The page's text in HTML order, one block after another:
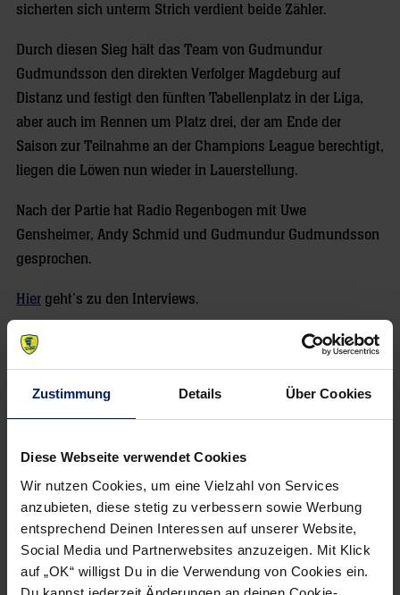
Zustimmung Details Über Cookies
Diese Webseite verwendet Cookies
Wir nutzen Cookies, um eine Vielzahl von Services
anzubieten, diese stetig zu verbessern sowie Werbung
entsprechend Deinen Interessen auf unserer Website,
Social Media und Partnerwebsites anzuzeigen. Mit Klick
auf „OK“ willigst Du in die Verwendung von Cookies ein.
sicherten sich unterm Strich verdient beide Zähler.
Durch diesen Sieg hält das Team von Gudmundur
Gudmundsson den direkten Verfolger Magdeburg auf
Distanz und festigt den fünften Tabellenplatz in der Liga,
aber auch im Rennen um Platz drei, der am Ende der
Saison zur Teilnahme an der Champions League berechtigt,
liegen die Löwen nun wieder in Lauerstellung.
Nach der Partie hat Radio Regenbogen mit Uwe
Gensheimer, Andy Schmid und Gudmundur Gudmundsson
gesprochen.
Hier geht’s zu den Interviews.
NEWSLETTER